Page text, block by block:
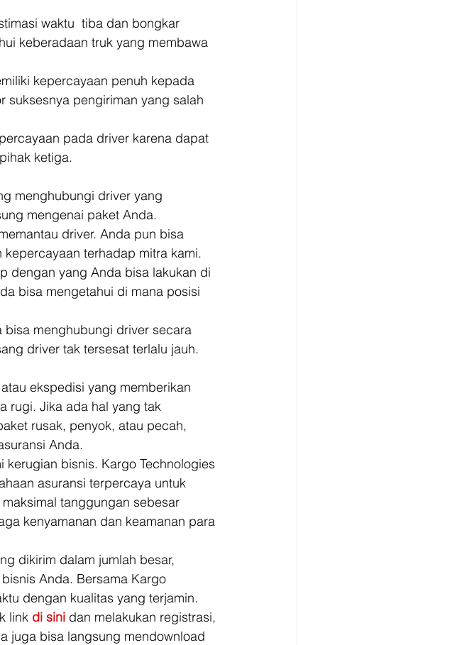
waktu  tiba dan bongkar
keberadaan truk yang membawa
kepercayaan penuh kepada
suksesnya pengiriman yang salah
pada driver karena dapat
ketiga.
menghubungi driver yang
mengenai paket Anda.
driver. Anda pun bisa
terhadap mitra kami.
dengan yang Anda bisa lakukan di
bisa mengetahui di mana posisi
menghubungi driver secara
driver tak tersesat terlalu jauh.
ekspedisi yang memberikan
rugi. Jika ada hal yang tak
rusak, penyok, atau pecah,
Anda.
kerugian bisnis. Kargo Technologies
asuransi terpercaya untuk
tanggungan sebesar
kenyamanan dan keamanan para
dikirim dalam jumlah besar,
Anda. Bersama Kargo
dengan kualitas yang terjamin.
link di sini dan melakukan registrasi,
juga bisa langsung mendownload